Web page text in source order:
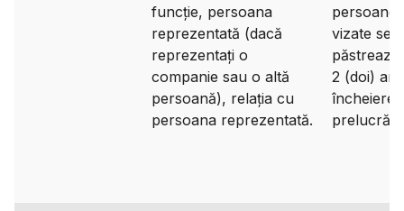
funcție, persoana
reprezentată (dacă
reprezentați o
companie sau o altă
persoană), relația cu
persoana reprezentată.
vizate se
păstrează
2 (doi) ani
încheierea